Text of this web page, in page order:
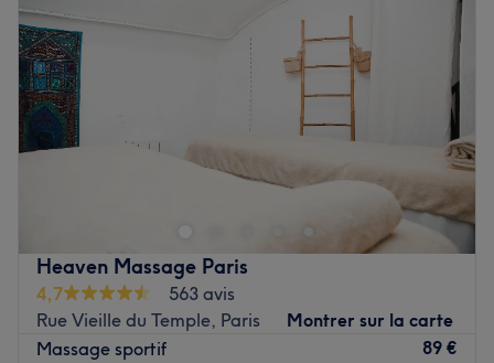
Heaven Massage Paris
4,7
563 avis
Rue Vieille du Temple, Paris
Montrer sur la carte
Massage sportif
89 €